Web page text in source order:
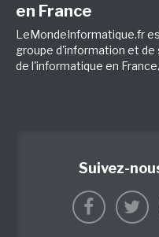
en France
LeMondeInformatique.fr
groupe d'information et
de l'informatique en France.
Suivez-